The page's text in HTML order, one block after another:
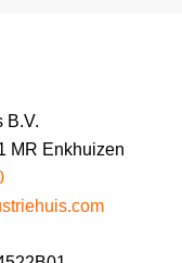
B.V.
MR Enkhuizen